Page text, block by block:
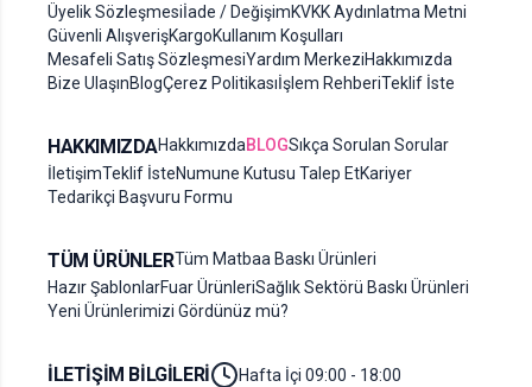
Üyelik Sözleşmesiİade / DeğişimKVKK Aydınlatma Metni
Güvenli AlışverişKargoKullanım Koşulları
Mesafeli Satış SözleşmesiYardım MerkeziHakkımızda
Bize UlaşınBlogÇerez Politikasıİşlem RehberiTeklif İste
HAKKIMIZDAHakkımızdaBLOGSıkça Sorulan Sorular
İletişimTeklif İsteNumune Kutusu Talep EtKariyer
Tedarikçi Başvuru Formu
TÜM ÜRÜNLERTüm Matbaa Baskı Ürünleri
Hazır ŞablonlarFuar ÜrünleriSağlık Sektörü Baskı Ürünleri
Yeni Ürünlerimizi Gördünüz mü?
İLETIŞIM BILGILERI
Hafta İçi 09:00 - 18:00